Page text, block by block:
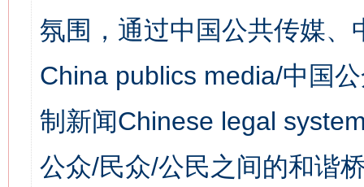
氛围，通过中国公共传媒
China publics media/中国
制新闻Chinese legal
公众/民众/公民之间的和谐